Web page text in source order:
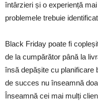
întârzieri și o experiență
problemele trebuie
Black Friday poate fi
de la cumpărător până la
însă depășite cu planificare
de succes nu înseamnă
Înseamnă cei mai mulți